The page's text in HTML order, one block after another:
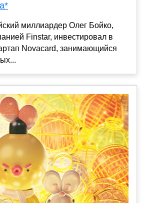
миллиардер Олег Бойко,
Finstar, инвестировал в
Novacard, занимающийся